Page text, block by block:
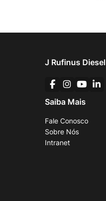
J Rufinus
Saiba Mais
Fale Conosco
Sobre Nós
Intranet